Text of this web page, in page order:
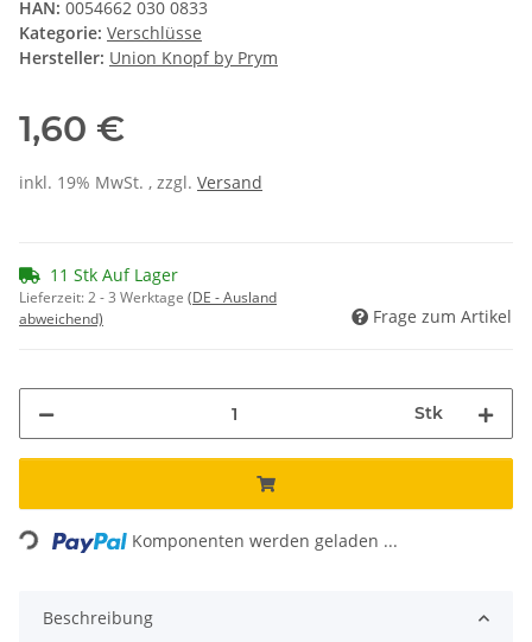
HAN: 0054662 030 0833
Kategorie: Verschlüsse
Hersteller: Union Knopf by Prym
1,60 €
inkl. 19% MwSt. , zzgl. Versand
11 Stk Auf Lager
Lieferzeit:2 - 3 Werktage (DE - Ausland
abweichend)
Frage zum Artikel
Stk
Loading... Komponenten werden geladen ...
Beschreibung